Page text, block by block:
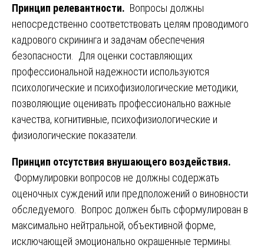
Принцип релевантности. Вопросы должны
непосредственно соответствовать целям проводимого
кадрового скрининга и задачам обеспечения
безопасности. Для оценки составляющих
профессиональной надежности используются
психологические и психофизиологические методики,
позволяющие оценивать профессионально важные
качества, когнитивные, психофизиологические и
физиологические показатели.
Принцип отсутствия внушающего воздействия.
Формулировки вопросов не должны содержать
оценочных суждений или предположений о виновности
обследуемого. Вопрос должен быть сформулирован в
максимально нейтральной, объективной форме,
исключающей эмоционально окрашенные термины.